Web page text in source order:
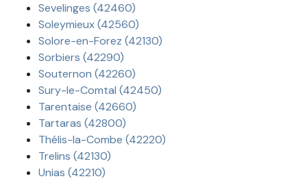
Sevelinges (42460)
Soleymieux (42560)
Solore-en-Forez (42130)
Sorbiers (42290)
Souternon (42260)
Sury-le-Comtal (42450)
Tarentaise (42660)
Tartaras (42800)
Thélis-la-Combe (42220)
Trelins (42130)
Unias (42210)